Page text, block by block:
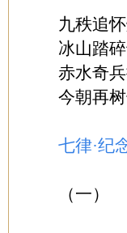
九秩追
冰山踏
赤水奇
今朝再
七律·纪
（一）